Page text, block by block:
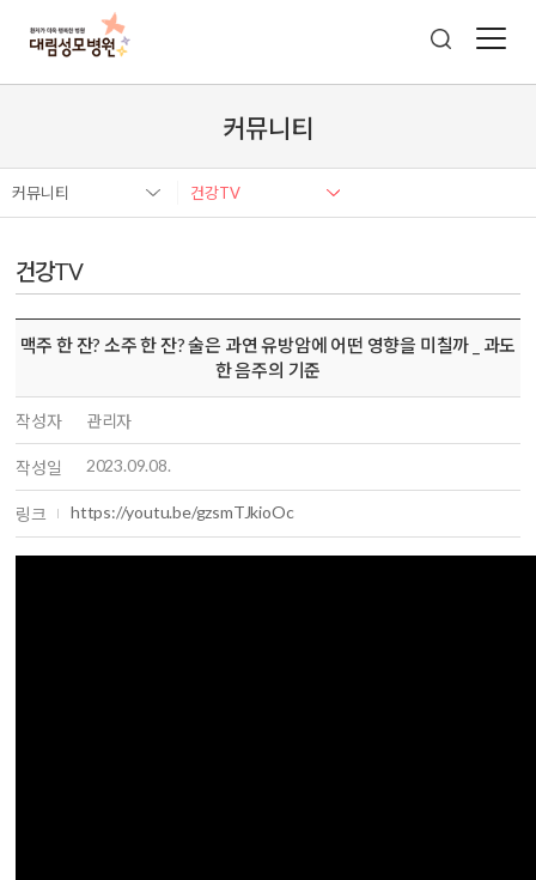
커뮤니티
커뮤니티 건강TV
건강TV
맥주 한 잔? 소주 한 잔? 술은 과연 유방암에 어떤 영향을 미칠까 _ 과도
한 음주의 기준
작성자 관리자
작성일 2023.09.08.
링크 https://youtu.be/gzsmTJkioOc